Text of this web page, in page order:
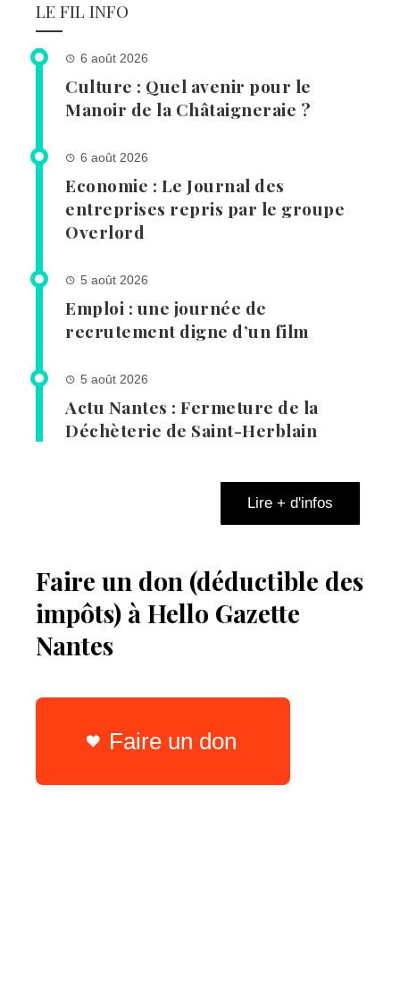
LE FIL INFO
6 août 2026
Culture : Quel avenir pour le
Manoir de la Châtaigneraie ?
6 août 2026
Economie : Le Journal des
entreprises repris par le groupe
Overlord
5 août 2026
Emploi : une journée de
recrutement digne d’un film
5 août 2026
Actu Nantes : Fermeture de la
Déchèterie de Saint-Herblain
Lire + d'infos
Faire un don (déductible des
impôts) à Hello Gazette
Nantes
Faire un don